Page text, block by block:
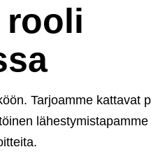
rooli
Tarjoamme kattavat